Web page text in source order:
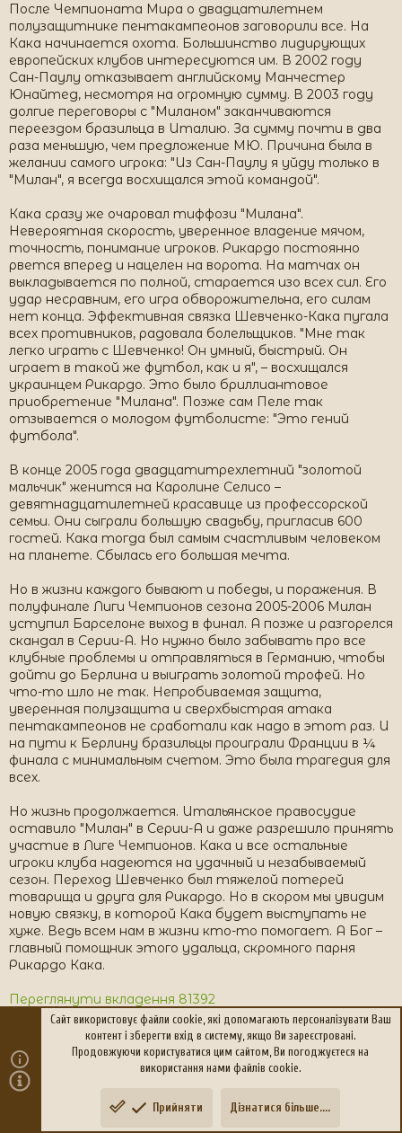
После Чемпионата Мира о двадцатилетнем
полузащитнике пентакампеонов заговорили все. На
Кака начинается охота. Большинство лидирующих
европейских клубов интересуются им. В 2002 году
Сан-Паулу отказывает английскому Манчестер
Юнайтед, несмотря на огромную сумму. В 2003 году
долгие переговоры с "Миланом" заканчиваются
переездом бразильца в Италию. За сумму почти в два
раза меньшую, чем предложение МЮ. Причина была в
желании самого игрока: "Из Сан-Паулу я уйду только в
"Милан", я всегда восхищался этой командой".
Кака сразу же очаровал тиффози "Милана".
Невероятная скорость, уверенное владение мячом,
точность, понимание игроков. Рикардо постоянно
рвется вперед и нацелен на ворота. На матчах он
выкладывается по полной, старается изо всех сил. Его
удар несравним, его игра обворожительна, его силам
нет конца. Эффективная связка Шевченко-Кака пугала
всех противников, радовала болельщиков. "Мне так
легко играть с Шевченко! Он умный, быстрый. Он
играет в такой же футбол, как и я", – восхищался
украинцем Рикардо. Это было бриллиантовое
приобретение "Милана". Позже сам Пеле так
отзывается о молодом футболисте: "Это гений
футбола".
В конце 2005 года двадцатитрехлетний "золотой
мальчик" женится на Каролине Селисо –
девятнадцатилетней красавице из профессорской
семьи. Они сыграли большую свадьбу, пригласив 600
гостей. Кака тогда был самым счастливым человеком
на планете. Сбылась его большая мечта.
Но в жизни каждого бывают и победы, и поражения. В
полуфинале Лиги Чемпионов сезона 2005-2006 Милан
уступил Барселоне выход в финал. А позже и разгорелся
скандал в Серии-А. Но нужно было забывать про все
клубные проблемы и отправляться в Германию, чтобы
дойти до Берлина и выиграть золотой трофей. Но
что-то шло не так. Непробиваемая защита,
уверенная полузащита и сверхбыстрая атака
пентакампеонов не сработали как надо в этот раз. И
на пути к Берлину бразильцы проиграли Франции в ¼
финала с минимальным счетом. Это была трагедия для
всех.
Но жизнь продолжается. Итальянское правосудие
оставило "Милан" в Серии-А и даже разрешило принять
участие в Лиге Чемпионов. Кака и все остальные
игроки клуба надеются на удачный и незабываемый
сезон. Переход Шевченко был тяжелой потерей
товарища и друга для Рикардо. Но в скором мы увидим
новую связку, в которой Кака будет выступать не
хуже. Ведь всем нам в жизни кто-то помогает. А Бог –
главный помощник этого удальца, скромного парня
Рикардо Кака.
Переглянути вкладення 81392
Переглянути вкладення 81393
Переглянути вкладення 81394
Зверху
Сайт використовує файли cookie, які допомагають персоналізувати Ваш
контент і зберегти вхід в систему, якщо Ви зареєстровані.
Продовжуючи користуватися цим сайтом, Ви погоджуєтеся на
використання нами файлів cookie.
Прийняти Дізнатися більше....